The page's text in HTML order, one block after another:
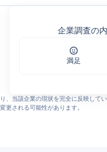
トライフ｜UNIMAT LIFE
ービス｜ユニマットライフ
にゆとりと、やすらぎを
企業調査の
満足
、当該企業の現状を完全に反映し
更される可能性があります。